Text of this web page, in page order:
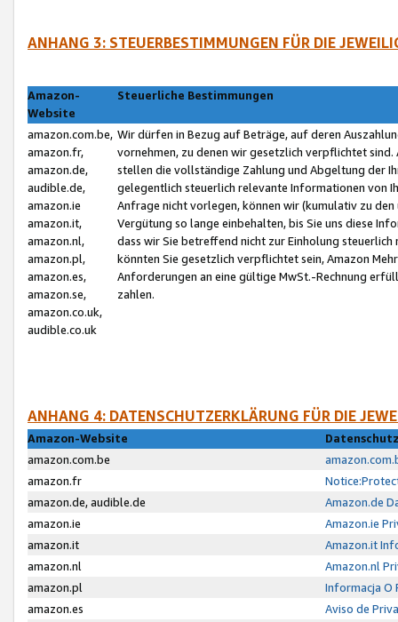
ANHANG 3: STEUERBESTIMMUNGEN FÜR DIE
Amazon-
Website
Steuerliche Bestimmungen
amazon.com.be,
amazon.fr,
amazon.de,
audible.de,
amazon.ie
amazon.it,
amazon.nl,
amazon.pl,
amazon.es,
amazon.se,
amazon.co.uk,
audible.co.uk
Wir dürfen in Bezug auf Beträge, auf deren
vornehmen, zu denen wir gesetzlich verpflichtet
stellen die vollständige Zahlung und Abgeltung der
gelegentlich steuerlich relevante Informationen von
Anfrage nicht vorlegen, können wir (kumulativ zu
Vergütung so lange einbehalten, bis Sie uns diese
dass wir Sie betreffend nicht zur Einholung
könnten Sie gesetzlich verpflichtet sein, Amazon
Anforderungen an eine gültige MwSt.-Rechnung
zahlen.
ANHANG 4: DATENSCHUTZERKLÄRUNG FÜR DIE
Amazon-Website
amazon.com.be
amazon.fr
amazon.de, audible.de
Amazon.de
amazon.ie
Amazon.ie
amazon.it
Amazon.it
amazon.nl
Amazon.nl
amazon.pl
Informacja O
amazon.es
Aviso de